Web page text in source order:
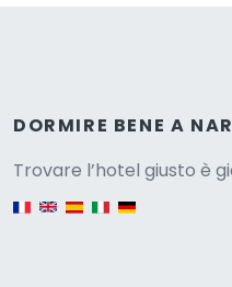
DORMIRE BENE A
Trovare l’hotel giusto è